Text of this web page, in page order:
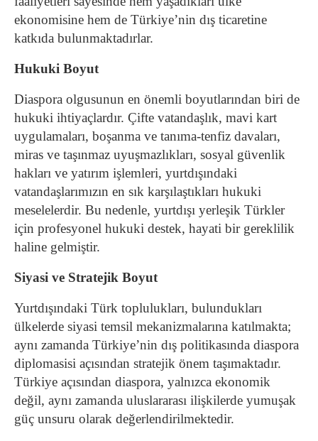
ekonomisine hem de Türkiye’nin dış ticaretine
katkıda bulunmaktadırlar.
Hukuki Boyut
Diaspora olgusunun en önemli boyutlarından biri de
hukuki ihtiyaçlardır. Çifte vatandaşlık, mavi kart
uygulamaları, boşanma ve tanıma-tenfiz davaları,
miras ve taşınmaz uyuşmazlıkları, sosyal güvenlik
hakları ve yatırım işlemleri, yurtdışındaki
vatandaşlarımızın en sık karşılaştıkları hukuki
meselelerdir. Bu nedenle, yurtdışı yerleşik Türkler
için profesyonel hukuki destek, hayati bir gereklilik
haline gelmiştir.
Siyasi ve Stratejik Boyut
Yurtdışındaki Türk toplulukları, bulundukları
ülkelerde siyasi temsil mekanizmalarına katılmakta;
aynı zamanda Türkiye’nin dış politikasında diaspora
diplomasisi açısından stratejik önem taşımaktadır.
Türkiye açısından diaspora, yalnızca ekonomik
değil, aynı zamanda uluslararası ilişkilerde yumuşak
güç unsuru olarak değerlendirilmektedir.